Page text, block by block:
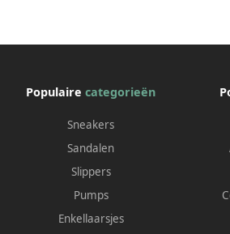
Populaire categorieën
Sneakers
Sandalen
Slippers
Pumps
Enkellaarsjes